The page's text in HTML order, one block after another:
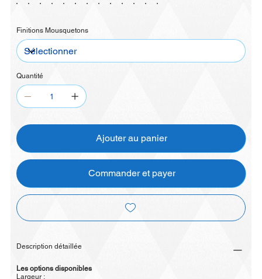
Finitions Mousquetons
Quantité
Ajouter au panier
Commander et payer
Description détaillée
Les options disponibles
Largeur :